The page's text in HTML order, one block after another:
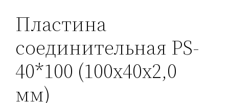
Пластина
соединительная PS-
40*100 (100х40х2,0
мм)